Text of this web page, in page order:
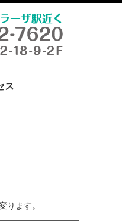
ス
ります。